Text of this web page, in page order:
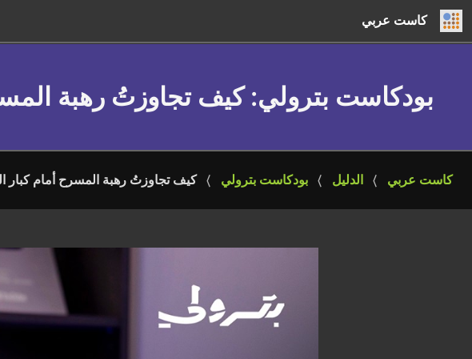
كاست عربي
بودكاست بترولي: كيف تجاوزتُ رهبة
كاست عربي الدليل بودكاست بترولي كيف تجاوزتُ رهبة المسرح أمام كبار